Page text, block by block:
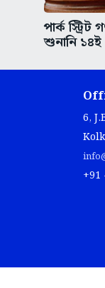
পার্ক স্ট্রিট
শুনানি ১৪ই
6,
+91